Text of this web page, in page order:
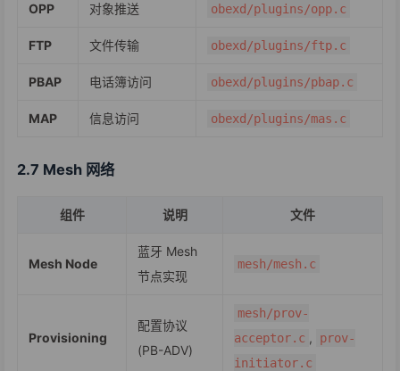
OPP 对象推送 obexd/plugins/opp.c
FTP 文件传输 obexd/plugins/ftp.c
PBAP 电话簿访问 obexd/plugins/pbap.c
MAP 信息访问 obexd/plugins/mas.c
2.7 Mesh 网络
组件 说明 文件
Mesh Node
蓝牙 Mesh
节点实现
mesh/mesh.c
Provisioning
配置协议
(PB-ADV)
mesh/prov-
acceptor.c ,
prov-
initiator.c